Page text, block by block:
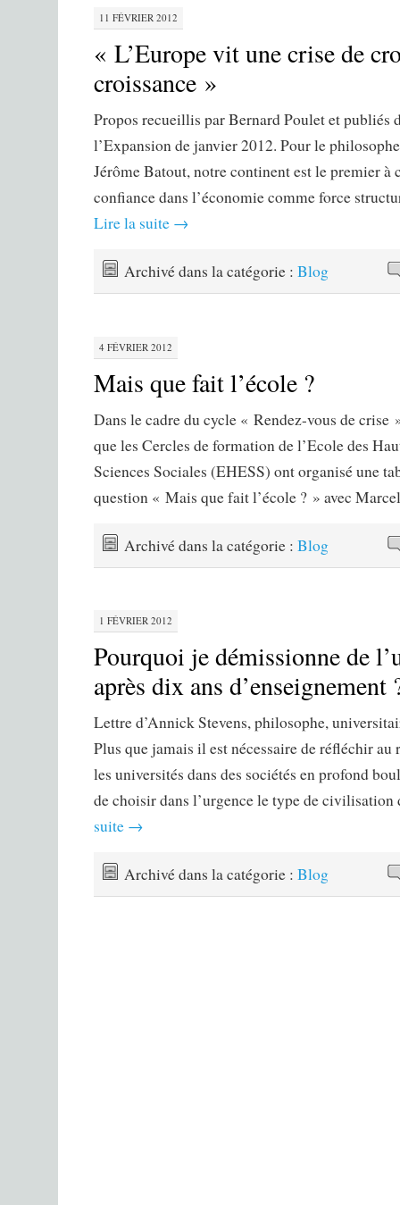
11 FÉVRIER 2012
« L’Europe vit une crise de
croissance »
Propos recueillis par Bernard Poulet et publiés
l’Expansion de janvier 2012. Pour le
Jérôme Batout, notre continent est le premier à
confiance dans l’économie comme force
Lire la suite →
Archivé dans la catégorie : Blog
4 FÉVRIER 2012
Mais que fait l’école ?
Dans le cadre du cycle « Rendez-vous de crise
que les Cercles de formation de l’Ecole des
Sciences Sociales (EHESS) ont organisé une
question « Mais que fait l’école ? » avec
Archivé dans la catégorie : Blog
1 FÉVRIER 2012
Pourquoi je démissionne de
après dix ans d’enseignement
Lettre d’Annick Stevens, philosophe,
Plus que jamais il est nécessaire de réfléchir
les universités dans des sociétés en profond
de choisir dans l’urgence le type de
suite →
Archivé dans la catégorie : Blog